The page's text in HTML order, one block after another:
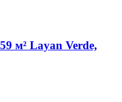
м² Layan Verde,